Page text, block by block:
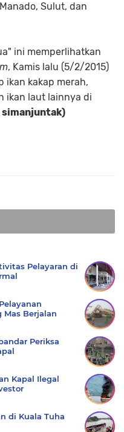
Sulut, dan
ini memperlihatkan
, Kamis lalu (5/2/2015)
kakap merah,
ikan laut lainnya di
simanjuntak)
Pelayaran di
Mas Berjalan
Periksa
Kapal Ilegal
di Kuala Tuha